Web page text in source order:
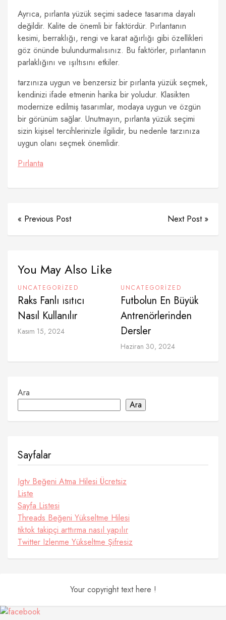
Ayrıca, pırlanta yüzük seçimi sadece tasarıma dayalı
değildir. Kalite de önemli bir faktördür. Pırlantanın
kesimi, berraklığı, rengi ve karat ağırlığı gibi özellikleri
göz önünde bulundurmalısınız. Bu faktörler, pırlantanın
parlaklığını ve ışıltısını etkiler.
tarzınıza uygun ve benzersiz bir pırlanta yüzük seçmek,
kendinizi ifade etmenin harika bir yoludur. Klasikten
modernize edilmiş tasarımlar, modaya uygun ve özgün
bir görünüm sağlar. Unutmayın, pırlanta yüzük seçimi
sizin kişisel tercihlerinizle ilgilidir, bu nedenle tarzınıza
uygun olanı seçmek önemlidir.
Pırlanta
« Previous Post Next Post »
You May Also Like
UNCATEGORIZED
Raks Fanlı ısıtıcı
Nasıl Kullanılır
Kasım 15, 2024
UNCATEGORIZED
Futbolun En Büyük
Antrenörlerinden
Dersler
Haziran 30, 2024
Ara
Ara
Sayfalar
Igtv Beğeni Atma Hilesi Ücretsiz
Liste
Sayfa Listesi
Threads Beğeni Yükseltme Hilesi
tiktok takipçi arttırma nasıl yapılır
Twitter Izlenme Yükseltme Şifresiz
Your copyright text here !